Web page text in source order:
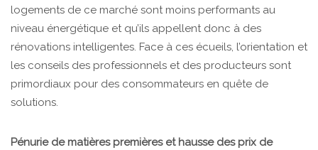
logements de ce marché sont moins performants au
niveau énergétique et qu’ils appellent donc à des
rénovations intelligentes. Face à ces écueils, l’orientation et
les conseils des professionnels et des producteurs sont
primordiaux pour des consommateurs en quête de
solutions.
Pénurie de matières premières et hausse des prix de